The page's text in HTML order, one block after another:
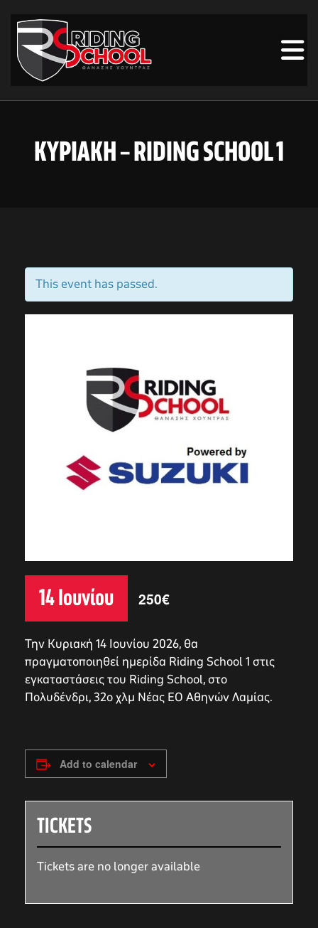
ΚΥΡΙΑΚΗ – RIDING SCHOOL 1
This event has passed.
14 Ιουνίου 250€
Την Κυριακή 14 Ιουνίου 2026, θα
πραγματοποιηθεί ημερίδα Riding School 1 στις
εγκαταστάσεις του Riding School, στο
Πολυδένδρι, 32ο χλμ Νέας ΕΟ Αθηνών Λαμίας.
Add to calendar
TICKETS
Tickets are no longer available